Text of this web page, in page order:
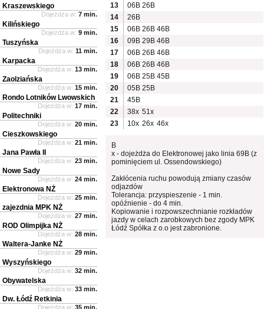
13
06B 26B
14
26B
15
06B 26B 46B
16
09B 29B 46B
17
06B 26B 46B
18
06B 26B 46B
19
06B 25B 45B
20
05B 25B
21
45B
22
38x 51x
23
10x 26x 46x
B
x - dojeżdża do Elektronowej jako linia 69B (z
pominięciem ul. Ossendowskiego)
Zakłócenia ruchu powodują zmiany czasów
odjazdów
Tolerancja: przyspieszenie - 1 min.
opóźnienie - do 4 min.
Kopiowanie i rozpowszechnianie rozkładów
jazdy w celach zarobkowych bez zgody MPK
Łódź Spółka z o.o jest zabronione.
Kraszewskiego
Dojeżdża w: 7 min.
Kilińskiego
Dojeżdża w: 9 min.
Tuszyńska
Dojeżdża w: 11 min.
Karpacka
Dojeżdża w: 13 min.
Zaolziańska
Dojeżdża w: 15 min.
Rondo Lotników Lwowskich
Dojeżdża w: 17 min.
Politechniki
Dojeżdża w: 20 min.
Cieszkowskiego
Dojeżdża w: 21 min.
Jana Pawła II
Dojeżdża w: 23 min.
Nowe Sady
Dojeżdża w: 24 min.
Elektronowa NŻ
Dojeżdża w: 25 min.
zajezdnia MPK NŻ
Dojeżdża w: 27 min.
ROD Olimpijka NŻ
Dojeżdża w: 28 min.
Waltera-Janke NŻ
Dojeżdża w: 29 min.
Wyszyńskiego
Dojeżdża w: 32 min.
Obywatelska
Dojeżdża w: 33 min.
Dw. Łódź Retkinia
Dojeżdża w: 35 min.